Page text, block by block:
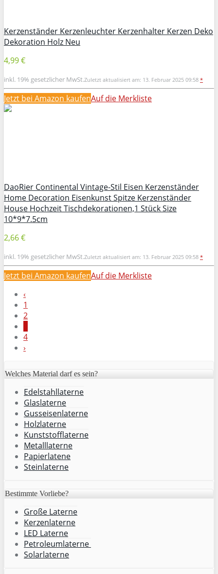
Kerzenständer Kerzenleuchter Kerzenhalter Kerzen Deko
Dekoration Holz Neu
4,99 €
inkl. 19% gesetzlicher MwSt.Zuletzt aktualisiert am: 13. Februar 2025 09:58 *
Jetzt bei Amazon kaufenAuf die Merkliste
DaoRier Continental Vintage-Stil Eisen Kerzenständer
Home Decoration Eisenkunst Spitze Kerzenständer
House Hochzeit Tischdekorationen,1 Stück Size
10*9*7.5cm
2,66 €
inkl. 19% gesetzlicher MwSt.Zuletzt aktualisiert am: 13. Februar 2025 09:58 *
Jetzt bei Amazon kaufenAuf die Merkliste
‹
1
2
4
›
Welches Material darf es sein?
Edelstahllaterne
Glaslaterne
Gusseisenlaterne
Holzlaterne
Kunststofflaterne
Metalllaterne
Papierlatene
Steinlaterne
Bestimmte Vorliebe?
Große Laterne
Kerzenlaterne
LED Laterne
Petroleumlaterne
Solarlaterne